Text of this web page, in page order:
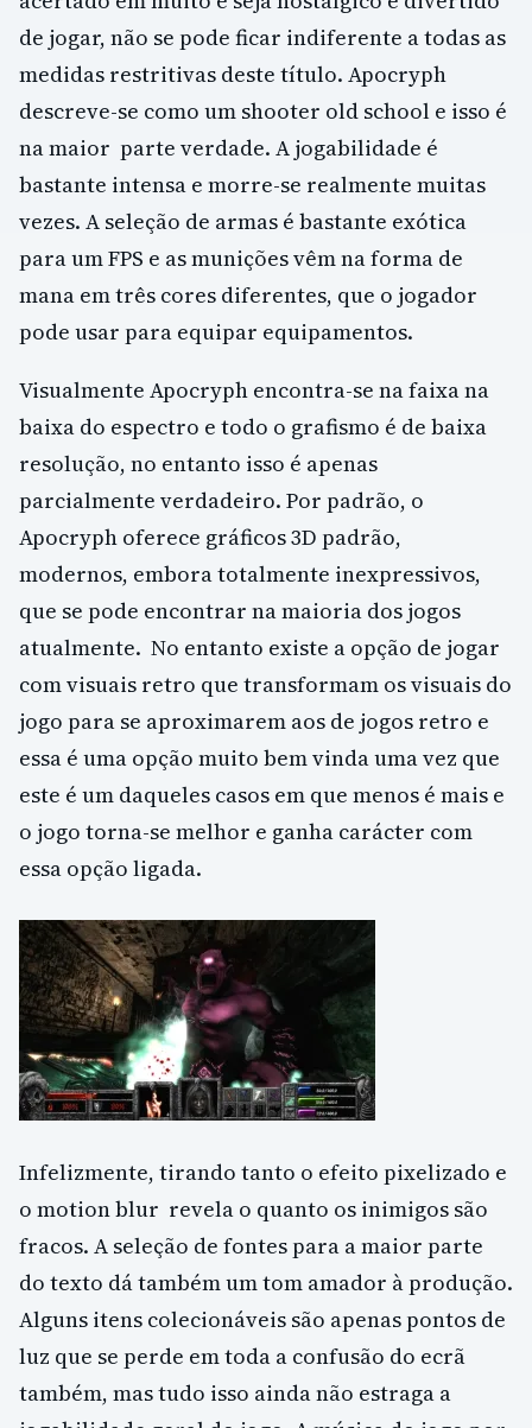
de jogar, não se pode ficar indiferente a todas as
medidas restritivas deste título. Apocryph
descreve-se como um shooter old school e isso é
na maior parte verdade. A jogabilidade é
bastante intensa e morre-se realmente muitas
vezes. A seleção de armas é bastante exótica
para um FPS e as munições vêm na forma de
mana em três cores diferentes, que o jogador
pode usar para equipar equipamentos.
Visualmente Apocryph encontra-se na faixa na
baixa do espectro e todo o grafismo é de baixa
resolução, no entanto isso é apenas
parcialmente verdadeiro. Por padrão, o
Apocryph oferece gráficos 3D padrão,
modernos, embora totalmente inexpressivos,
que se pode encontrar na maioria dos jogos
atualmente. No entanto existe a opção de jogar
com visuais retro que transformam os visuais do
jogo para se aproximarem aos de jogos retro e
essa é uma opção muito bem vinda uma vez que
este é um daqueles casos em que menos é mais e
o jogo torna-se melhor e ganha carácter com
essa opção ligada.
Infelizmente, tirando tanto o efeito pixelizado e
o motion blur revela o quanto os inimigos são
fracos. A seleção de fontes para a maior parte
do texto dá também um tom amador à produção.
Alguns itens colecionáveis ​​são apenas pontos de
luz que se perde em toda a confusão do ecrã
também, mas tudo isso ainda não estraga a